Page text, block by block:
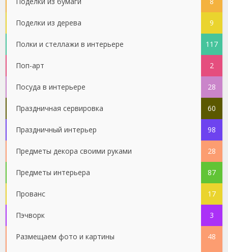
Поделки из дерева 9
Полки и стеллажи в интерьере 117
Поп-арт 2
Посуда в интерьере 28
Праздничная сервировка 60
Праздничный интерьер 98
Предметы декора своими руками 28
Предметы интерьера 87
Прованс 17
Пэчворк 3
Размещаем фото и картины 48